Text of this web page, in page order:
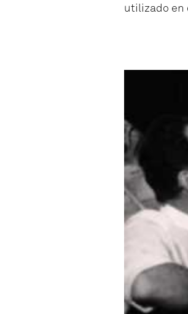
utilizado en